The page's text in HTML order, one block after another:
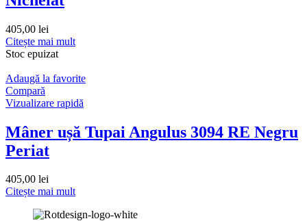
405,00 lei
Citește mai mult
Stoc epuizat
Adaugă la favorite
Compară
Vizualizare rapidă
Mâner ușă Tupai Angulus 3094 RE Negru
Periat
405,00 lei
Citește mai mult